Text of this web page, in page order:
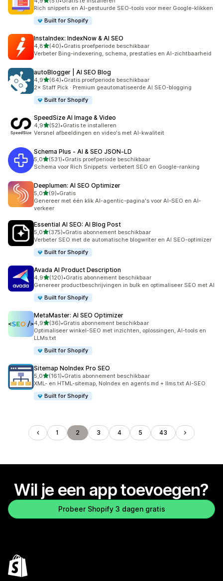
51 recensies in totaal
Rich snippets en AI-gestuurde SEO-tools voor meer Google-klikken
Built for Shopify
InstaIndex: IndexNow & AI SEO
4,8van 5 sterren
(40)
40 recensies in totaal
•Gratis proefperiode beschikbaar
Verbeter Bing-indexering, schema, prestaties en AI-zichtbaarheid
autoBlogger | AI SEO Blog
4,9van 5 sterren
(64)
64 recensies in totaal
•Gratis proefperiode beschikbaar
2× Staff Pick · Premium geautomatiseerde AI SEO-blogging
Built for Shopify
SpeedSize AI Image & Video
4,9van 5 sterren
(52)
52 recensies in totaal
•Gratis te installeren
Versnel afbeeldingen en video's met AI-kwaliteit
Schema Plus ‑ AI & SEO JSON‑LD
5,0van 5 sterren
(531)
531 recensies in totaal
•Gratis proefperiode beschikbaar
Schema voor Rich Snippets: verbetert SEO en Google-ranking
Deeplumen: AI SEO Optimizer
5,0van 5 sterren
(9)
9 recensies in totaal
•Gratis
Genereer met één klik AI-agentic-pagina's voor AI-SEO en AI-
verkeer
Essential AI SEO: AI Blog Post
5,0van 5 sterren
(375)
375 recensies in totaal
•Gratis abonnement beschikbaar
Verbeter SEO met de automatische blogwriter en AI SEO-optimizer
Built for Shopify
Avada AI Product Description
4,9van 5 sterren
(120)
120 recensies in totaal
•Gratis abonnement beschikbaar
Genereer productbeschrijvingen in bulk en optimaliseer SEO met AI
Built for Shopify
MetaMaster: AI SEO Optimizer
4,9van 5 sterren
(36)
36 recensies in totaal
•Gratis abonnement beschikbaar
Optimaliseer winkel-SEO met inzichten, oplossingen, AI-tools en
LLMs.txt
Built for Shopify
Sitemap NoIndex Pro SEO
5,0van 5 sterren
(161)
161 recensies in totaal
•Gratis abonnement beschikbaar
XML- en HTML-sitemap, NoIndex en agents.md + llms.txt AI-SEO
Built for Shopify
1 2 3 4 5 43
Wil je een app toevoegen?
Probeer Shopify 3 dagen gratis